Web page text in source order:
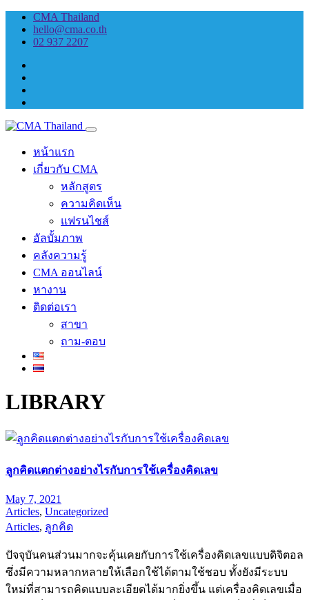
CMA Thailand
hello@cma.co.th
02 937 2207
หน้าแรก
เกี่ยวกับ CMA
หลักสูตร
ความคิดเห็น
แฟรนไชส์
อัลบั้มภาพ
คลังความรู้
CMA ออนไลน์
หางาน
ติดต่อเรา
สาขา
ถาม-ตอบ
LIBRARY
ลูกคิดแตกต่างอย่างไรกับการใช้เครื่องคิดเลข
May 7, 2021
Articles, Uncategorized
Articles, ลูกคิด
ปัจจุบันคนส่วนมากจะคุ้นเคยกับการใช้เครื่องคิดเลขแบบดิจิตอล
ซึ่งมีความหลากหลายให้เลือกใช้ได้ตามใช้ชอบ ทั้งยังมีระบบ
ใหม่ที่สามารถคิดแบบละเอียดได้มากยิ่งขึ้น แต่เครื่องคิดเลขเมื่อ